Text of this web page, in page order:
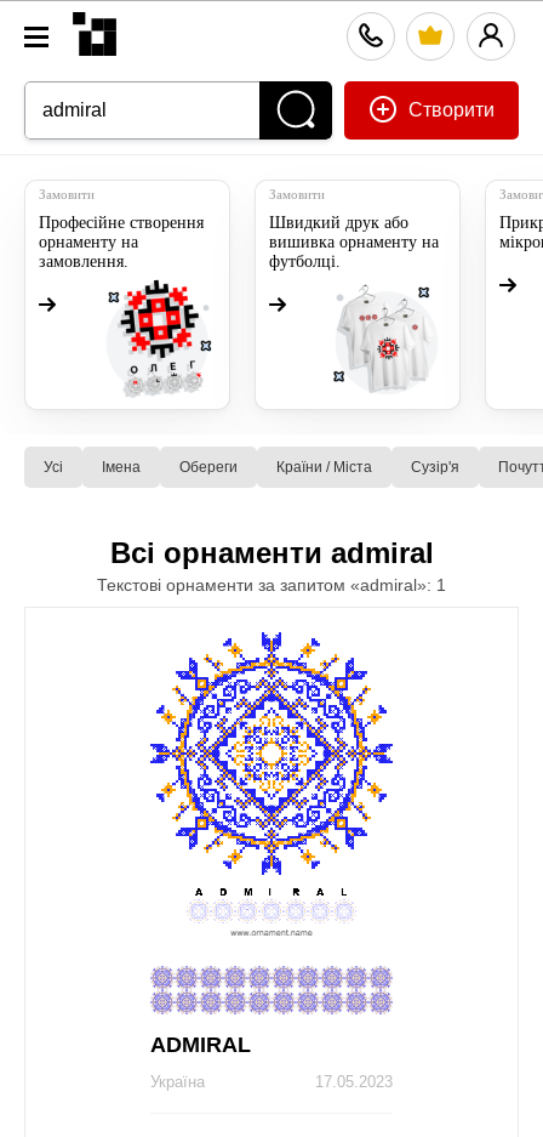
Створити
Замовити
Професійне створення
орнаменту на
замовлення.
Замовити
Швидкий друк або
вишивка орнаменту на
футболці.
Усі Імена Обереги Країни / Міста Сузiр'я
Всі орнаменти admiral
Текстові орнаменти за запитом «admiral»: 1
ADMIRAL
17.05.2023
Україна